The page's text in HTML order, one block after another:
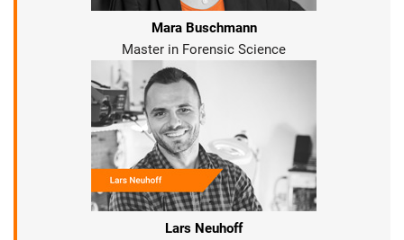
Mara Buschmann
Master in Forensic Science
Lars Neuhoff